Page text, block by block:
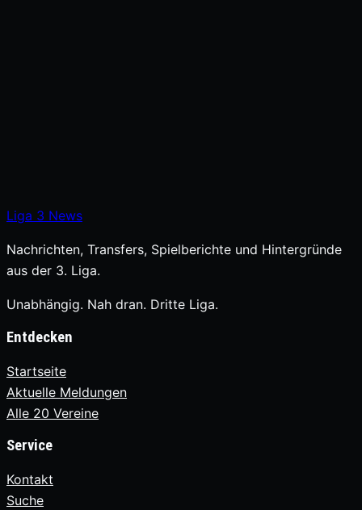
Liga 3 News
Nachrichten, Transfers, Spielberichte und Hintergründe
aus der 3. Liga.
Unabhängig. Nah dran. Dritte Liga.
Entdecken
Startseite
Aktuelle Meldungen
Alle 20 Vereine
Service
Kontakt
Suche